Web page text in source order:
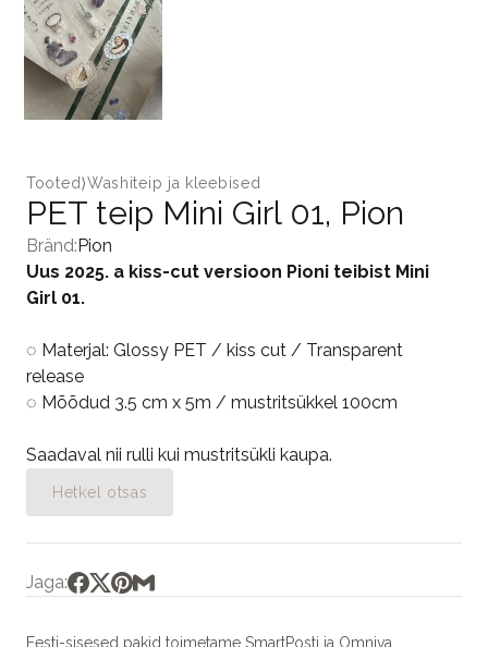
Tooted⟩Washiteip ja kleebised
PET teip Mini Girl 01, Pion
Bränd: Pion
Uus 2025. a kiss-cut versioon Pioni teibist Mini
Girl 01.
◌ Materjal: Glossy PET / kiss cut / Transparent
release
◌ Mõõdud 3.5 cm x 5m / mustritsükkel 100cm
Saadaval nii rulli kui mustritsükli kaupa.
Hetkel otsas
Jaga:
Eesti-sisesed pakid toimetame SmartPosti ja Omniva